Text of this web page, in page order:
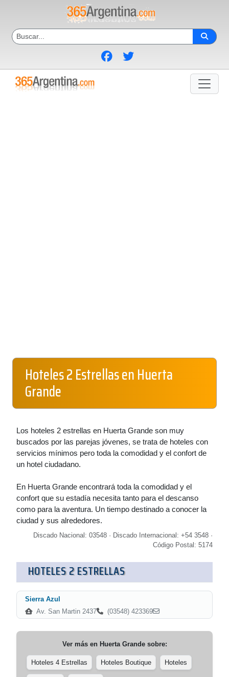
Hoteles 2 Estrellas en Huerta
Grande
Los hoteles 2 estrellas en Huerta Grande son muy
buscados por las parejas jóvenes, se trata de hoteles con
servicios mínimos pero toda la comodidad y el confort de
un hotel ciudadano.
En Huerta Grande encontrará toda la comodidad y el
confort que su estadía necesita tanto para el descanso
como para la aventura. Un tiempo destinado a conocer la
ciudad y sus alrededores.
Discado Nacional: 03548 · Discado Internacional: +54 3548 ·
Código Postal: 5174
HOTELES 2 ESTRELLAS
Sierra Azul
Av. San Martin 2437
(03548) 423369
Ver más en Huerta Grandesobre:
Hoteles 4 Estrellas Hoteles Boutique Hoteles